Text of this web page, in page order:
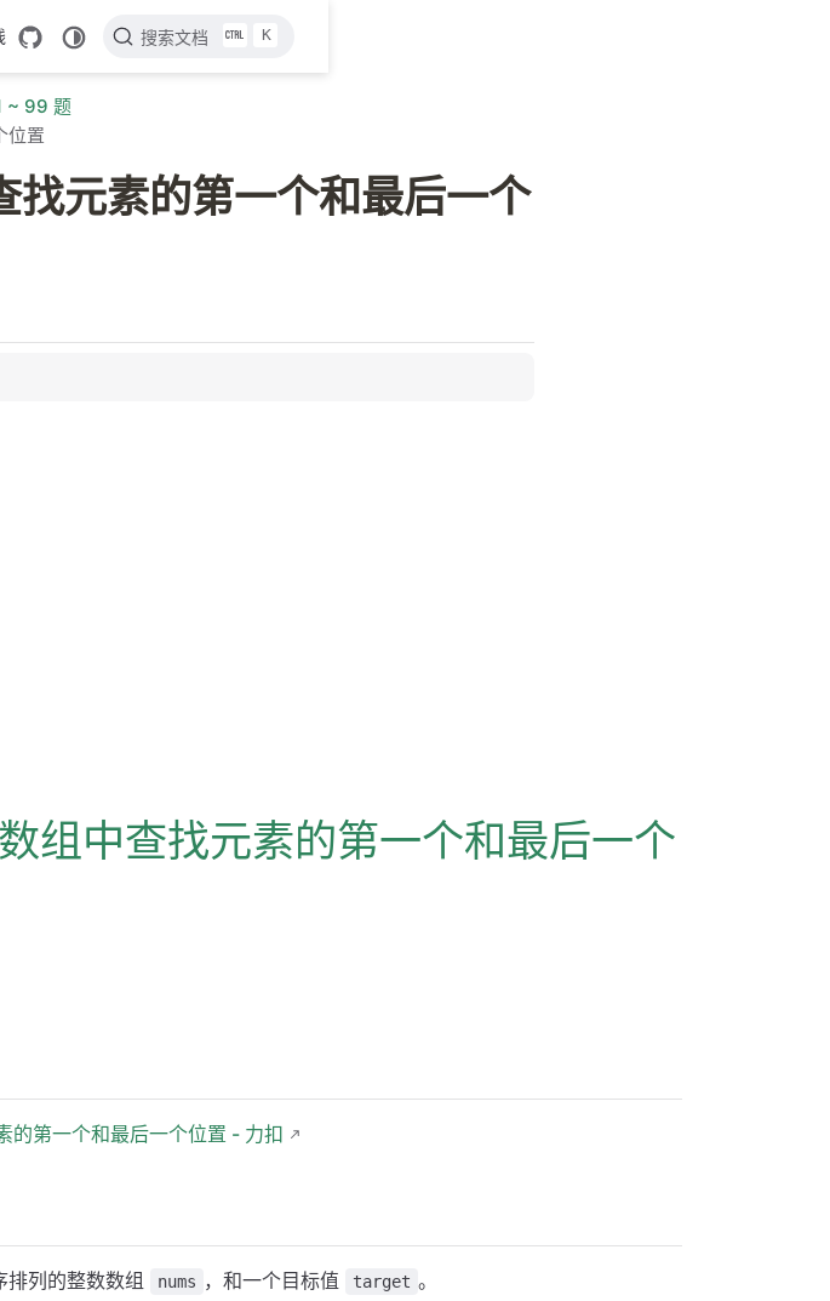
搜索文档 K
~ 99 题
位置
元素的第一个和最后一个
组中查找元素的第一个和最后一个
的第一个和最后一个位置 - 力扣
排列的整数数组 nums ，和一个目标值 target 。